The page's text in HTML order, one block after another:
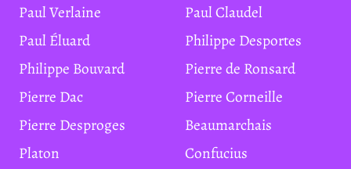
Paul Verlaine
Paul Claudel
Paul Éluard
Philippe Desportes
Philippe Bouvard
Pierre de Ronsard
Pierre Dac
Pierre Corneille
Pierre Desproges
Beaumarchais
Platon
Confucius